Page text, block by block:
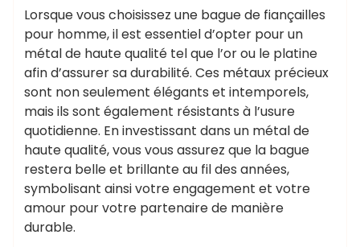
Lorsque vous choisissez une bague de fiançailles
pour homme, il est essentiel d’opter pour un
métal de haute qualité tel que l’or ou le platine
afin d’assurer sa durabilité. Ces métaux précieux
sont non seulement élégants et intemporels,
mais ils sont également résistants à l’usure
quotidienne. En investissant dans un métal de
haute qualité, vous vous assurez que la bague
restera belle et brillante au fil des années,
symbolisant ainsi votre engagement et votre
amour pour votre partenaire de manière
durable.